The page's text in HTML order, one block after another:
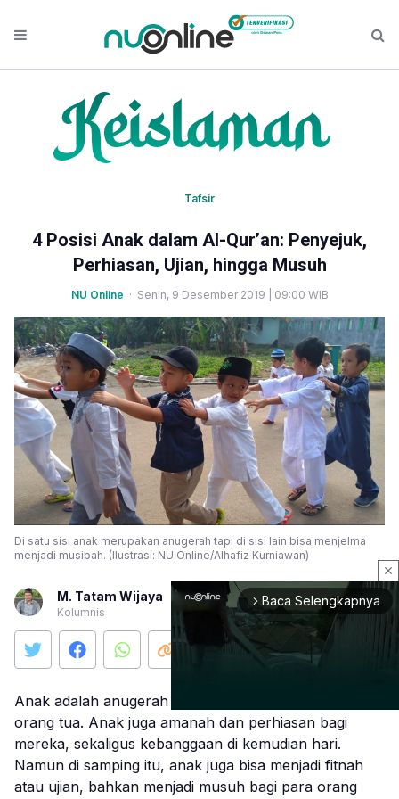
Tafsir
4 Posisi Anak dalam Al-Qur’an: Penyejuk,
Perhiasan, Ujian, hingga Musuh
NU Online · Senin, 9 Desember 2019 | 09:00 WIB
Di satu sisi anak merupakan anugerah tapi di sisi lain bisa menjelma
menjadi musibah. (Ilustrasi: NU Online/Alhafiz Kurniawan)
M. Tatam Wijaya
Kolumnis
Anak adalah anugerah Yang Maha Kuasa bagi para
orang tua. Anak juga amanah dan perhiasan bagi
mereka, sekaligus kebanggaan di kemudian hari.
Namun di samping itu, anak juga bisa menjadi fitnah
atau ujian, bahkan menjadi musuh bagi para orang
close
arrow_forward_ios Baca Selengkapnya
Mute